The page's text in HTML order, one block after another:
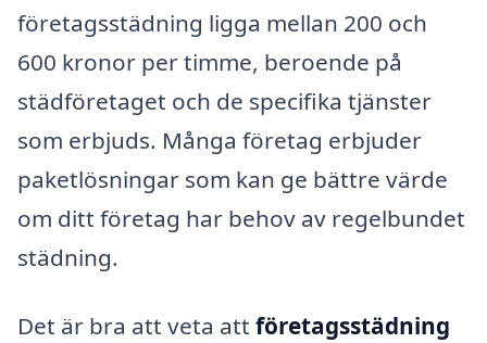
företagsstädning ligga mellan 200 och
600 kronor per timme, beroende på
städföretaget och de specifika tjänster
som erbjuds. Många företag erbjuder
paketlösningar som kan ge bättre värde
om ditt företag har behov av regelbundet
städning.
Det är bra att veta att företagsstädning